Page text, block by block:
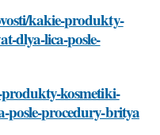
kakie-produkty-
dlya-lica-posle-
kosmetiki-
posle-procedury-britya